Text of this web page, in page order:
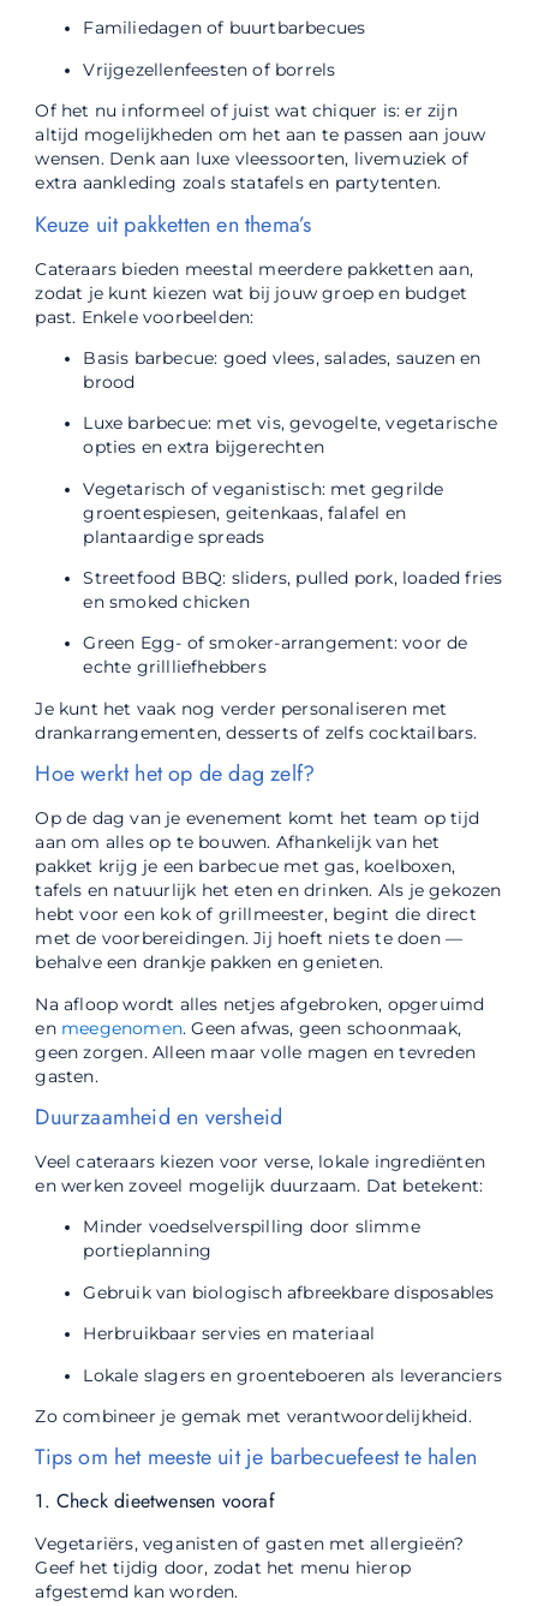
Familiedagen of buurtbarbecues
Vrijgezellenfeesten of borrels
Of het nu informeel of juist wat chiquer is: er zijn
altijd mogelijkheden om het aan te passen aan jouw
wensen. Denk aan luxe vleessoorten, livemuziek of
extra aankleding zoals statafels en partytenten.
Keuze uit pakketten en thema’s
Cateraars bieden meestal meerdere pakketten aan,
zodat je kunt kiezen wat bij jouw groep en budget
past. Enkele voorbeelden:
Basis barbecue: goed vlees, salades, sauzen en
brood
Luxe barbecue: met vis, gevogelte, vegetarische
opties en extra bijgerechten
Vegetarisch of veganistisch: met gegrilde
groentespiesen, geitenkaas, falafel en
plantaardige spreads
Streetfood BBQ: sliders, pulled pork, loaded fries
en smoked chicken
Green Egg- of smoker-arrangement: voor de
echte grillliefhebbers
Je kunt het vaak nog verder personaliseren met
drankarrangementen, desserts of zelfs cocktailbars.
Hoe werkt het op de dag zelf?
Op de dag van je evenement komt het team op tijd
aan om alles op te bouwen. Afhankelijk van het
pakket krijg je een barbecue met gas, koelboxen,
tafels en natuurlijk het eten en drinken. Als je gekozen
hebt voor een kok of grillmeester, begint die direct
met de voorbereidingen. Jij hoeft niets te doen —
behalve een drankje pakken en genieten.
Na afloop wordt alles netjes afgebroken, opgeruimd
en meegenomen. Geen afwas, geen schoonmaak,
geen zorgen. Alleen maar volle magen en tevreden
gasten.
Duurzaamheid en versheid
Veel cateraars kiezen voor verse, lokale ingrediënten
en werken zoveel mogelijk duurzaam. Dat betekent:
Minder voedselverspilling door slimme
portieplanning
Gebruik van biologisch afbreekbare disposables
Herbruikbaar servies en materiaal
Lokale slagers en groenteboeren als leveranciers
Zo combineer je gemak met verantwoordelijkheid.
Tips om het meeste uit je barbecuefeest te halen
1. Check dieetwensen vooraf
Vegetariërs, veganisten of gasten met allergieën?
Geef het tijdig door, zodat het menu hierop
afgestemd kan worden.